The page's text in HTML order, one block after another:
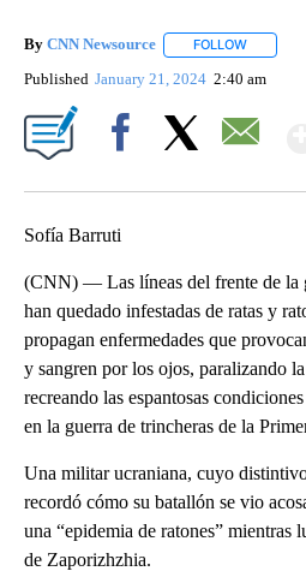
By CNN Newsource FOLLOW
Published January 21, 2024 2:40 am
Sofía Barruti
(CNN) — Las líneas del frente de la
han quedado infestadas de ratas y
propagan enfermedades que
y sangren por los ojos, paralizando
recreando las espantosas
en la guerra de trincheras de la
Una militar ucraniana, cuyo
recordó cómo su batallón se vio
una “epidemia de ratones” mientras
de Zaporizhzhia.